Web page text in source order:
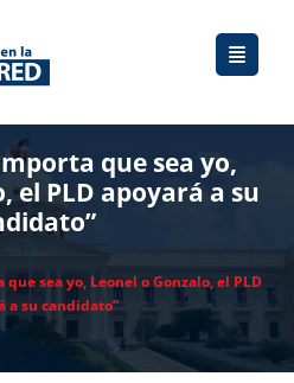
que sea yo,
el PLD apoyará a su
sea yo, Leonel o Gonzalo, el PLD
a su candidato”